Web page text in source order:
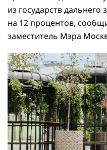
из государств
на 12 процентов,
заместитель Мэра